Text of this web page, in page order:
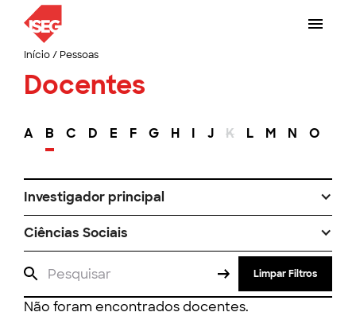
Início/ Pessoas
Docentes
A B C D E F G H I J K L M N O
Investigador principal
Ciências Sociais
Limpar Filtros
Não foram encontrados docentes.